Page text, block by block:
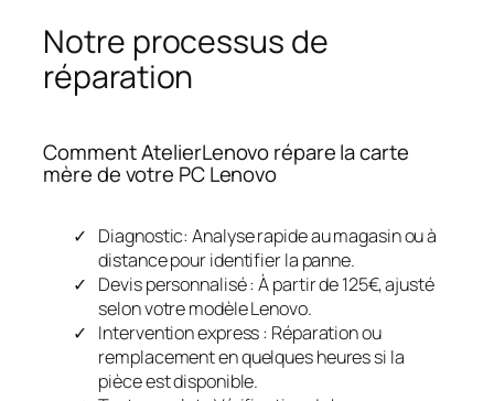
Notre processus de
réparation
Comment AtelierLenovo répare la carte
mère de votre PC Lenovo
Diagnostic: Analyse rapide au magasin ou à
distance pour identifier la panne.
Devis personnalisé : À partir de 125€, ajusté
selon votre modèle Lenovo.
Intervention express : Réparation ou
remplacement en quelques heures si la
pièce est disponible.